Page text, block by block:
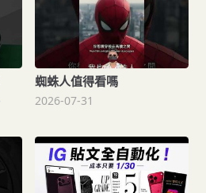
蜘蛛人值得看嗎
2026-07-31